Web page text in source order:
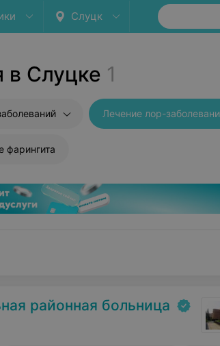
Слуцк
в Слуцке 1
Лечение лор-
фарингита
районная больница